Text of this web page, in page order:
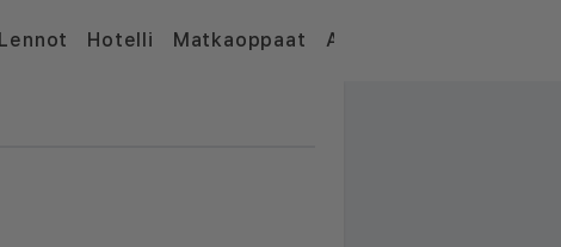
Lennot Hotelli Matkaoppaat Artikkelit